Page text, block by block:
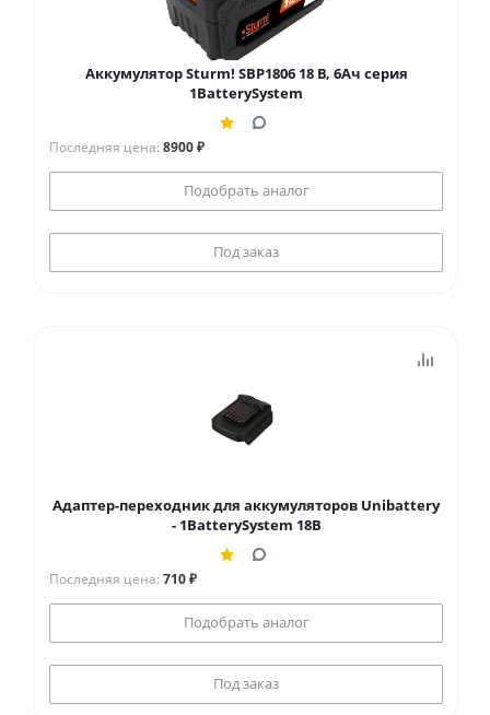
Аккумулятор Sturm! SBP1806 18 В, 6Ач серия
1BatterySystem
Последняя цена: 8900 ₽
Подобрать аналог
Под заказ
Адаптер-переходник для аккумуляторов Unibattery
- 1BatterySystem 18В
Последняя цена: 710 ₽
Подобрать аналог
Под заказ